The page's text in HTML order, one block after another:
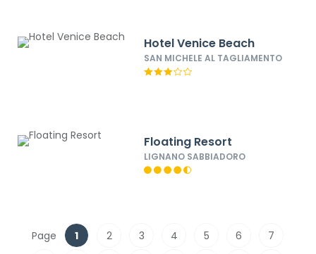
Hotel Venice Beach
SAN MICHELE AL TAGLIAMENTO
Floating Resort
LIGNANO SABBIADORO
Page 1 2 3 4 5 6
7